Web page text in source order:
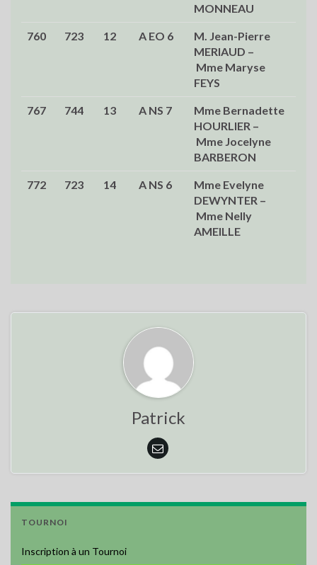
MONNEAU
760 723 12 A EO 6
M. Jean-Pierre
MERIAUD –
Mme Maryse
FEYS
767 744 13 A NS 7
Mme Bernadette
HOURLIER –
Mme Jocelyne
BARBERON
772 723 14 A NS 6
Mme Evelyne
DEWYNTER –
Mme Nelly
AMEILLE
Patrick
TOURNOI
Inscription à un Tournoi